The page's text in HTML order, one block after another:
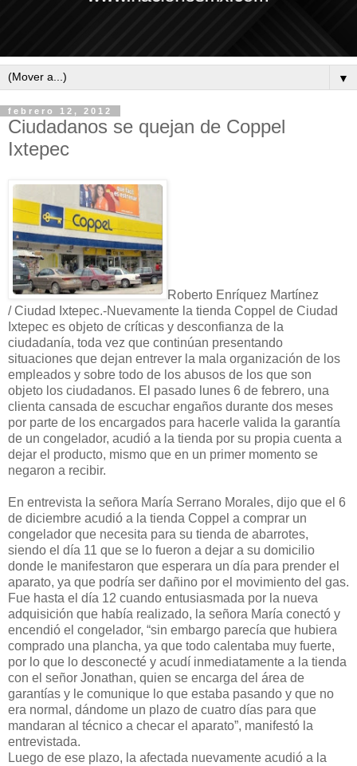
▼
febrero 12, 2012
Ciudadanos se quejan de Coppel
Ixtepec
Roberto Enríquez Martínez
/ Ciudad Ixtepec.-Nuevamente la tienda Coppel de Ciudad
Ixtepec es objeto de críticas y desconfianza de la
ciudadanía, toda vez que continúan presentando
situaciones que dejan entrever la mala organización de los
empleados y sobre todo de los abusos de los que son
objeto los ciudadanos. El pasado lunes 6 de febrero, una
clienta cansada de escuchar engaños durante dos meses
por parte de los encargados para hacerle valida la garantía
de un congelador, acudió a la tienda por su propia cuenta a
dejar el producto, mismo que en un primer momento se
negaron a recibir.
En entrevista la señora María Serrano Morales, dijo que el 6
de diciembre acudió a la tienda Coppel a comprar un
congelador que necesita para su tienda de abarrotes,
siendo el día 11 que se lo fueron a dejar a su domicilio
donde le manifestaron que esperara un día para prender el
aparato, ya que podría ser dañino por el movimiento del gas.
Fue hasta el día 12 cuando entusiasmada por la nueva
adquisición que había realizado, la señora María conectó y
encendió el congelador, “sin embargo parecía que hubiera
comprado una plancha, ya que todo calentaba muy fuerte,
por lo que lo desconecté y acudí inmediatamente a la tienda
con el señor Jonathan, quien se encarga del área de
garantías y le comunique lo que estaba pasando y que no
era normal, dándome un plazo de cuatro días para que
mandaran al técnico a checar el aparato”, manifestó la
entrevistada.
Luego de ese plazo, la afectada nuevamente acudió a la